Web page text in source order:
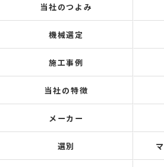
当社のつよみ
機械選定
施工事例
当社の特徴
メーカー
選別